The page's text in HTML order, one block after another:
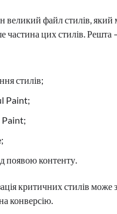
великий файл стилів,
частина цих стилів.
стилів;
Paint;
Paint;
появою контенту.
критичних стилів
конверсію.